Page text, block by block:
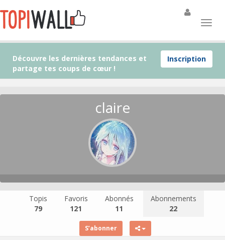
Inscription
Découvre les dernières tendances et
partage tes coups de cœur !
claire
Topis
79
Favoris
121
Abonnés
11
Abonnements
22
S’abonner